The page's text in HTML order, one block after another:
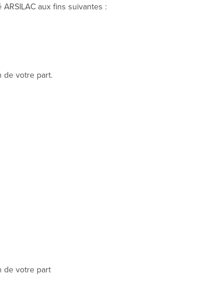
aux fins suivantes :
de votre part.
de votre part